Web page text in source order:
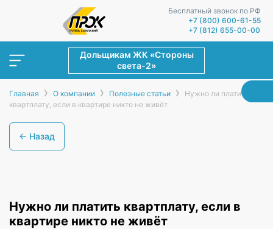
Бесплатный звонок по РФ
+7 (800) 600-61-55
+7 (812) 655-00-00
Дольщикам ЖК «Стороны
света-2»
Главная › О компании › Полезные статьи ›
Нужно ли платить
квартплату, если в квартире никто не живёт
← Назад
Нужно ли платить квартплату, если в
квартире никто не живёт